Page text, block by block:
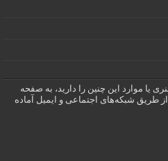
یا موارد این چنین را دارید، به صفحه
طریق شبکه‌های اجتماعی و ایمیل آماده